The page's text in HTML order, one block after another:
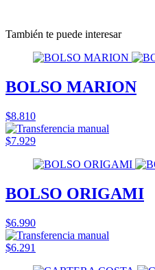
También te puede interesar
BOLSO MARION
$8.810
$7.929
BOLSO ORIGAMI
$6.990
$6.291